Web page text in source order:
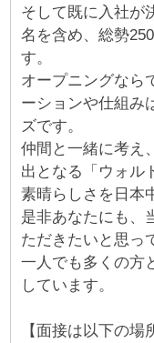
そして既に入社が
名を含め、総勢
す。
オープニングなら
ーションや仕組み
ズです。
仲間と一緒に考え
出となる「ウォル
素晴らしさを日本
是非あなたにも、
ただきたいと思っ
一人でも多くの方
しています。
【面接は以下の場